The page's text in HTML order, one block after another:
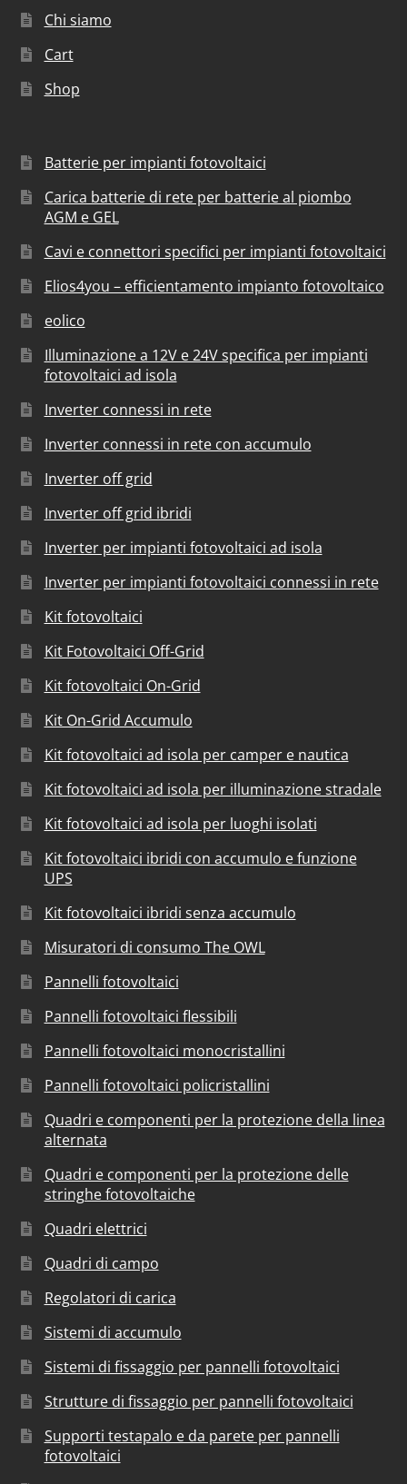
Chi siamo
Cart
Shop
Batterie per impianti fotovoltaici
Carica batterie di rete per batterie al piombo
AGM e GEL
Cavi e connettori specifici per impianti fotovoltaici
Elios4you – efficientamento impianto fotovoltaico
eolico
Illuminazione a 12V e 24V specifica per impianti
fotovoltaici ad isola
Inverter connessi in rete
Inverter connessi in rete con accumulo
Inverter off grid
Inverter off grid ibridi
Inverter per impianti fotovoltaici ad isola
Inverter per impianti fotovoltaici connessi in rete
Kit fotovoltaici
Kit Fotovoltaici Off-Grid
Kit fotovoltaici On-Grid
Kit On-Grid Accumulo
Kit fotovoltaici ad isola per camper e nautica
Kit fotovoltaici ad isola per illuminazione stradale
Kit fotovoltaici ad isola per luoghi isolati
Kit fotovoltaici ibridi con accumulo e funzione
UPS
Kit fotovoltaici ibridi senza accumulo
Misuratori di consumo The OWL
Pannelli fotovoltaici
Pannelli fotovoltaici flessibili
Pannelli fotovoltaici monocristallini
Pannelli fotovoltaici policristallini
Quadri e componenti per la protezione della linea
alternata
Quadri e componenti per la protezione delle
stringhe fotovoltaiche
Quadri elettrici
Quadri di campo
Regolatori di carica
Sistemi di accumulo
Sistemi di fissaggio per pannelli fotovoltaici
Strutture di fissaggio per pannelli fotovoltaici
Supporti testapalo e da parete per pannelli
fotovoltaici